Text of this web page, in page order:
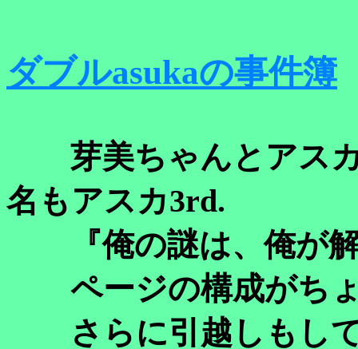
ダブルasukaの事件簿
芽美ちゃんとアスカ
名もアスカ3rd.
『俺の謎は、俺が
ページの構成がちょ
さらに引越しもし